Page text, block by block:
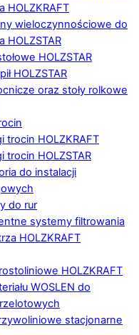
HOLZKRAFT
wieloczynnościowe do
HOLZSTAR
HOLZSTAR
HOLZSTAR
oraz stoły rolkowe
trocin HOLZKRAFT
trocin HOLZSTAR
do instalacji
do rur
systemy filtrowania
HOLZKRAFT
HOLZKRAFT
WOSLEN do
stacjonarne